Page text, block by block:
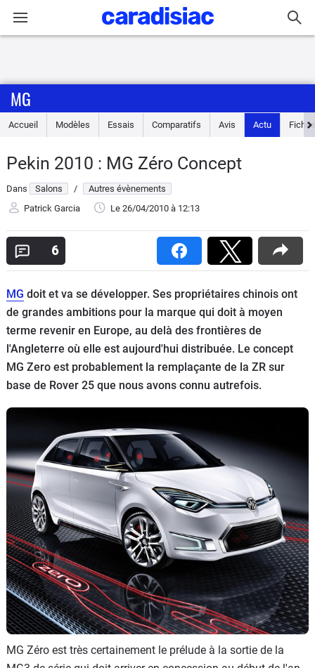
Accueil
Essais
Guide
Electriques
Utilitaires
Flottes
Auto
Services
Moto
Marques
MG
Accueil Modèles Essais Comparatifs Avis Actu
Pekin 2010 : MG Zéro Concept
Dans Salons /
Autres évènements
Patrick Garcia
Le 26/04/2010 à 12:13
6
MG doit et va se développer. Ses propriétaires chinois ont
de grandes ambitions pour la marque qui doit à moyen
terme revenir en Europe, au delà des frontières de
l'Angleterre où elle est aujourd'hui distribuée. Le concept
MG Zero est probablement la remplaçante de la ZR sur
base de Rover 25 que nous avons connu autrefois.
MG Zéro est très certainement le prélude à la sortie de la